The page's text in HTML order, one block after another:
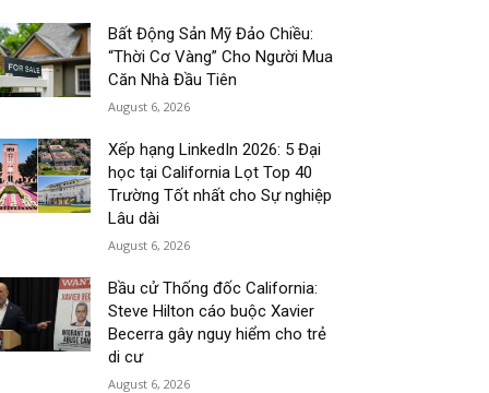
Bất Động Sản Mỹ Đảo Chiều:
“Thời Cơ Vàng” Cho Người Mua
Căn Nhà Đầu Tiên
August 6, 2026
Xếp hạng LinkedIn 2026: 5 Đại
học tại California Lọt Top 40
Trường Tốt nhất cho Sự nghiệp
Lâu dài
August 6, 2026
Bầu cử Thống đốc California:
Steve Hilton cáo buộc Xavier
Becerra gây nguy hiểm cho trẻ
di cư
August 6, 2026